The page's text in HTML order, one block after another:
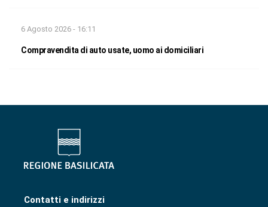
6 Agosto 2026 - 16:11
Compravendita di auto usate, uomo ai domiciliari
Contatti e indirizzi